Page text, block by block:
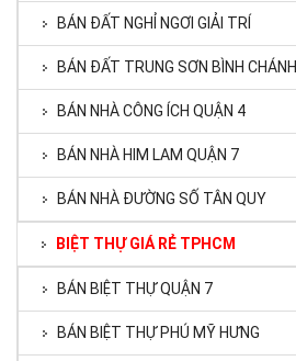
BÁN ĐẤT NGHỈ NGƠI GIẢI TRÍ
BÁN ĐẤT TRUNG SƠN BÌNH CHÁNH
BÁN NHÀ CÔNG ÍCH QUẬN 4
BÁN NHÀ HIM LAM QUẬN 7
BÁN NHÀ ĐƯỜNG SỐ TÂN QUY
BIỆT THỰ GIÁ RẺ TPHCM
BÁN BIỆT THỰ QUẬN 7
BÁN BIỆT THỰ PHÚ MỸ HƯNG